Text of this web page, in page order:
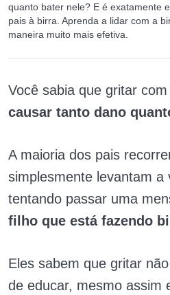
quanto bater nele? E é exatamente
pais à birra. Aprenda a lidar com a
maneira muito mais efetiva.
Você sabia que gritar
causar tanto dano
A maioria dos pais
simplesmente levantam a
tentando passar uma
filho que está fazendo
Eles sabem que gritar
de educar, mesmo assim